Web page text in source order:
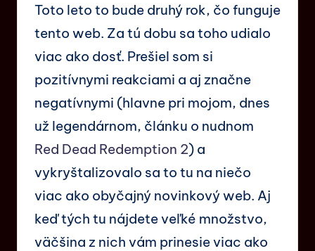
Toto leto to bude druhý rok, čo funguje
tento web. Za tú dobu sa toho udialo
viac ako dosť. Prešiel som si
pozitívnymi reakciami a aj značne
negatívnymi (hlavne pri mojom, dnes
už legendárnom, článku o nudnom
Red Dead Redemption 2) a
vykryštalizovalo sa to tu na niečo
viac ako obyčajný novinkový web. Aj
keď tých tu nájdete veľké množstvo,
väčšina z nich vám prinesie viac ako